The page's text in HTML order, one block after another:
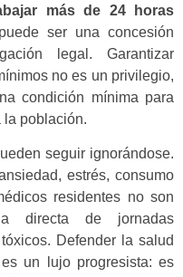
más de 24 horas
ser una concesión
legal. Garantizar
no es un privilegio,
condición mínima para
la población.
seguir ignorándose.
estrés, consumo
residentes no son
directa de jornadas
Defender la salud
un lujo progresista: es